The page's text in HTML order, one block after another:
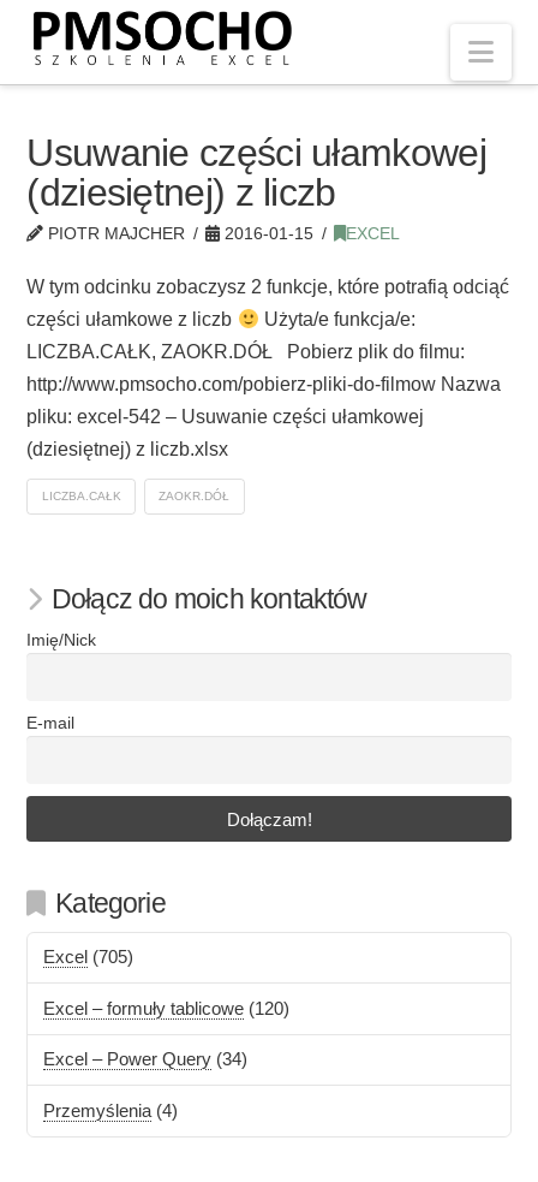
Usuwanie części ułamkowej
(dziesiętnej) z liczb
PIOTR MAJCHER 2016-01-15 EXCEL
W tym odcinku zobaczysz 2 funkcje, które potrafią odciąć
części ułamkowe z liczb
Użyta/e funkcja/e:
LICZBA.CAŁK, ZAOKR.DÓŁ Pobierz plik do filmu:
http://www.pmsocho.com/pobierz-pliki-do-filmow Nazwa
pliku: excel-542 – Usuwanie części ułamkowej
(dziesiętnej) z liczb.xlsx
LICZBA.CAŁK ZAOKR.DÓŁ
Dołącz do moich kontaktów
Imię/Nick
E-mail
Kategorie
Excel (705)
Excel – formuły tablicowe (120)
Excel – Power Query (34)
Przemyślenia (4)